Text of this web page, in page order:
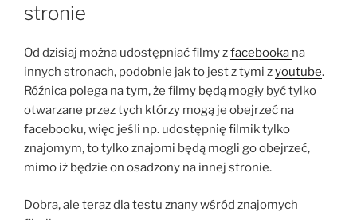
stronie
Od dzisiaj można udostępniać filmy zfacebooka na
innych stronach, podobnie jak to jest z tymi zyoutube.
Róźnica polega na tym, że filmy będą mogły być tylko
otwarzane przez tych którzy mogą je obejrzeć na
facebooku, więc jeśli np. udostępnię filmik tylko
znajomym, to tylko znajomi będą mogli go obejrzeć,
mimo iż będzie on osadzony na innej stronie.
Dobra, ale teraz dla testu znany wśród znajomych